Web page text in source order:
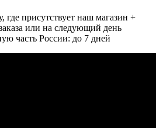
где присутствует наш магазин +
или на следующий день
часть России: до 7 дней